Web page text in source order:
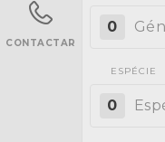
CONTACTAR
0
ESPÉCIE
0